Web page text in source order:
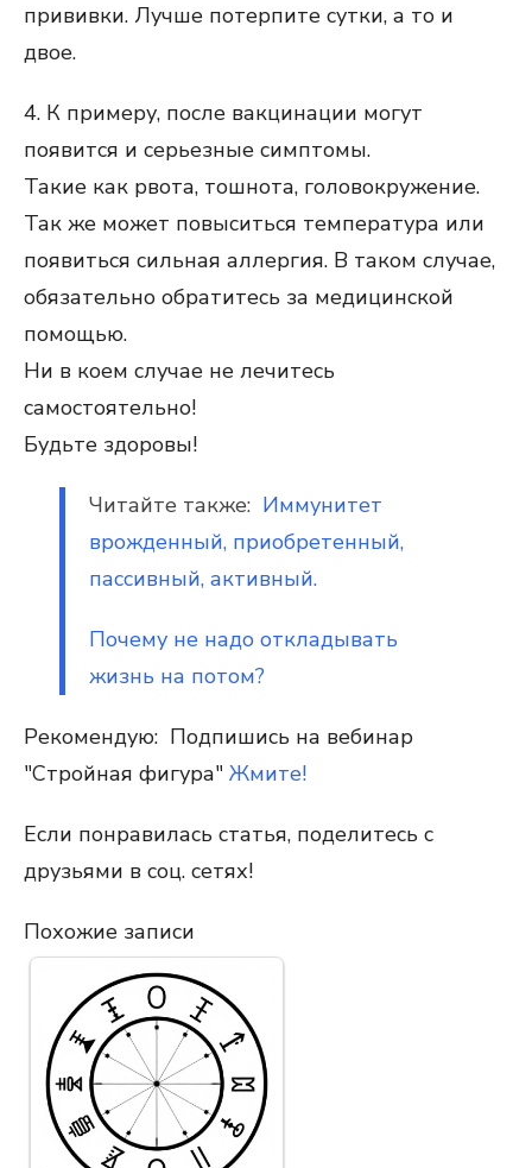
прививки. Лучше потерпите сутки, а то и
двое.
4. К примеру, после вакцинации могут
появится и серьезные симптомы.
Такие как рвота, тошнота, головокружение.
Так же может повыситься температура или
появиться сильная аллергия. В таком случае,
обязательно обратитесь за медицинской
помощью.
Ни в коем случае не лечитесь
самостоятельно!
Будьте здоровы!
Читайте также: Иммунитет
врожденный, приобретенный,
пассивный, активный.
Почему не надо откладывать
жизнь на потом?
Рекомендую: Подпишись на вебинар
"Стройная фигура" Жмите!
Если понравилась статья, поделитесь с
друзьями в соц. сетях!
Похожие записи